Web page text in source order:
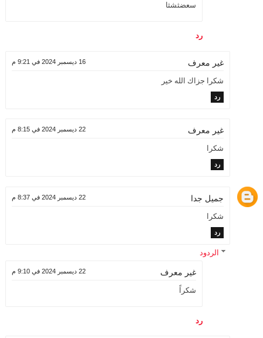
سعضثشثا
رد
غير معرف 16 ديسمبر 2024 في 9:21 م
شكرا جزاك الله خير
رد
غير معرف 22 ديسمبر 2024 في 8:15 م
شكرا
رد
جميل جدا 22 ديسمبر 2024 في 8:37 م
شكرا
رد
الردود
غير معرف 22 ديسمبر 2024 في 9:10 م
شكراً
رد